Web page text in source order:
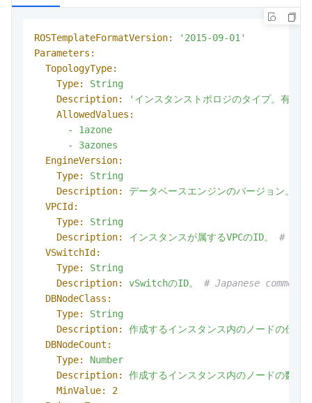
ROSTemplateFormatVersion:
'2015-09-01'
Parameters:
TopologyType:
Type:
String
Description:
'インスタンストポロジのタイプ。有効
AllowedValues:
-
1azone
-
3azones
EngineVersion:
Type:
String
Description:
データベースエンジンのバージョン。
VPCId:
Type:
String
Description:
インスタンスが属するVPCのID。
#
VSwitchId:
Type:
String
Description:
vSwitchのID。
# Japanese comment
DBNodeClass:
Type:
String
Description:
作成するインスタンス内のノードの仕様
DBNodeCount:
Type:
Number
Description:
作成するインスタンス内のノードの数。
MinValue:
2